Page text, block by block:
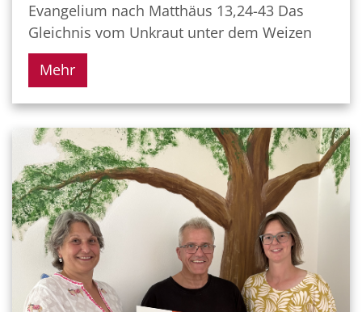
Evangelium nach Matthäus 13,24-43 Das
Gleichnis vom Unkraut unter dem Weizen
Mehr